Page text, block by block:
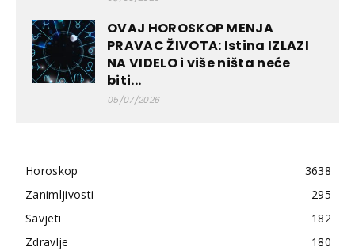
OVAJ HOROSKOP MENJA
PRAVAC ŽIVOTA: Istina IZLAZI
NA VIDELO i više ništa neće
biti...
05/07/2026
Horoskop
3638
Zanimljivosti
295
Savjeti
182
Zdravlje
180